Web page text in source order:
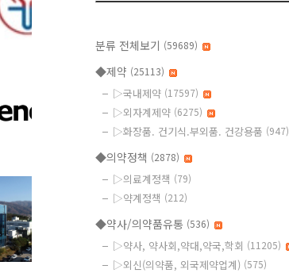
분류 전체보기 (59689)
◆제약 (25113)
▷국내제약 (17597)
▷외자계제약 (6275)
▷화장품. 건기식.부외품. 건강용품 (947)
◆의약정책 (2878)
▷의료계정책 (79)
▷약계정책 (212)
◆약사/의약품유통 (536)
▷약사, 약사회,약대,약국,학회 (11205)
▷외신(의약품, 외국제약업계) (575)